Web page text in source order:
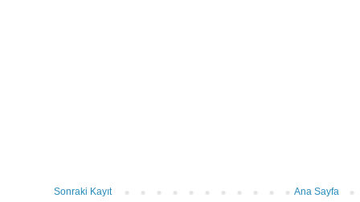
Sonraki Kayıt Ana Sayfa